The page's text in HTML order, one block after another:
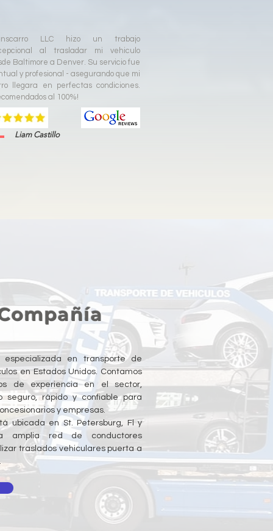
LLC hizo un trabajo
al trasladar mi vehiculo
Baltimore a Denver. Su servicio fue
y profesional - asegurando que mi
llegara en perfectas condiciones.
al 100%!
Liam Castillo
especializada en transporte de
en Estados Unidos. Contamos
de experiencia en el sector,
seguro, rápido y confiable para
y empresas.
ubicada en St. Petersburg, Fl y
amplia red de conductores
traslados vehiculares puerta a